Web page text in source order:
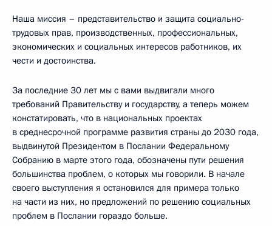
Наша миссия – представительство и защита социально-
трудовых прав, производственных, профессиональных,
экономических и социальных интересов работников, их
чести и достоинства.
За последние 30 лет мы с вами выдвигали много
требований Правительству и государству, а теперь можем
констатировать, что в национальных проектах
в среднесрочной программе развития страны до 2030 года,
выдвинутой Президентом в Послании Федеральному
Собранию в марте этого года, обозначены пути решения
большинства проблем, о которых мы говорили. В начале
своего выступления я остановился для примера только
на части из них, но предложений по решению социальных
проблем в Послании гораздо больше.